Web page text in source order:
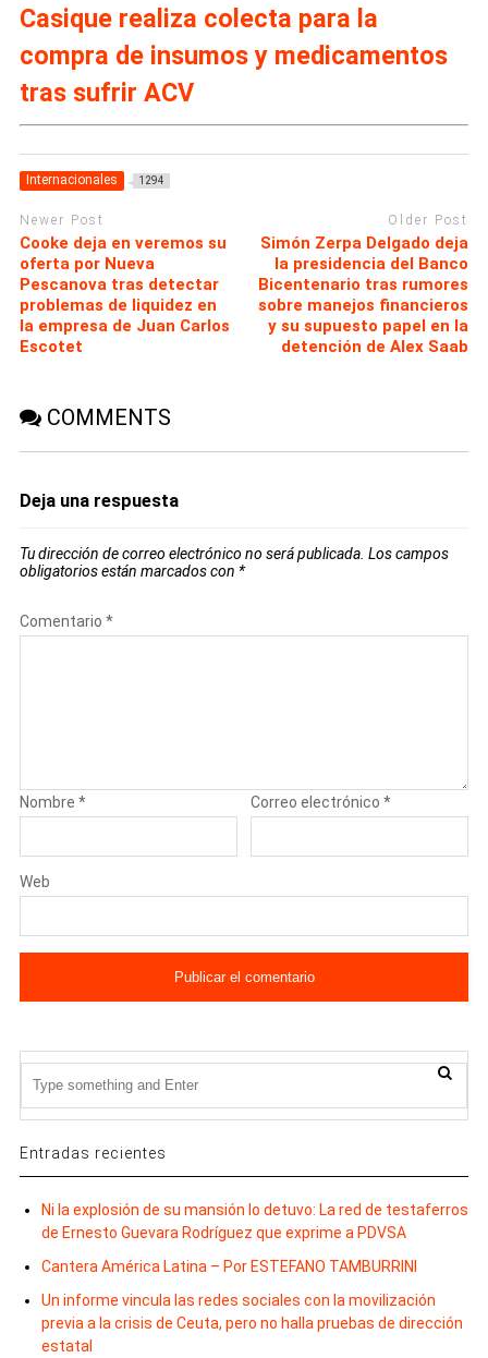
Casique realiza colecta para la
compra de insumos y medicamentos
tras sufrir ACV
Internacionales 1294
Newer Post
Cooke deja en veremos su
oferta por Nueva
Pescanova tras detectar
problemas de liquidez en
la empresa de Juan Carlos
Escotet
Older Post
Simón Zerpa Delgado deja
la presidencia del Banco
Bicentenario tras rumores
sobre manejos financieros
y su supuesto papel en la
detención de Alex Saab
COMMENTS
Deja una respuesta
Tu dirección de correo electrónico no será publicada. Los campos
obligatorios están marcados con *
Comentario *
Nombre * Correo electrónico*
Web
Entradas recientes
Ni la explosión de su mansión lo detuvo: La red de testaferros
de Ernesto Guevara Rodríguez que exprime a PDVSA
Cantera América Latina – Por ESTEFANO TAMBURRINI
Un informe vincula las redes sociales con la movilización
previa a la crisis de Ceuta, pero no halla pruebas de dirección
estatal